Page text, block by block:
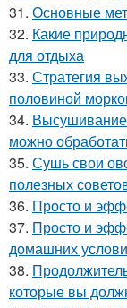
31. Основные
32. Какие
для отдыха
33. Стратегия
половиной
34. Высушивание
можно
35. Сушь свои
полезных
36. Просто и
37. Просто и
домашних
38.
которые вы